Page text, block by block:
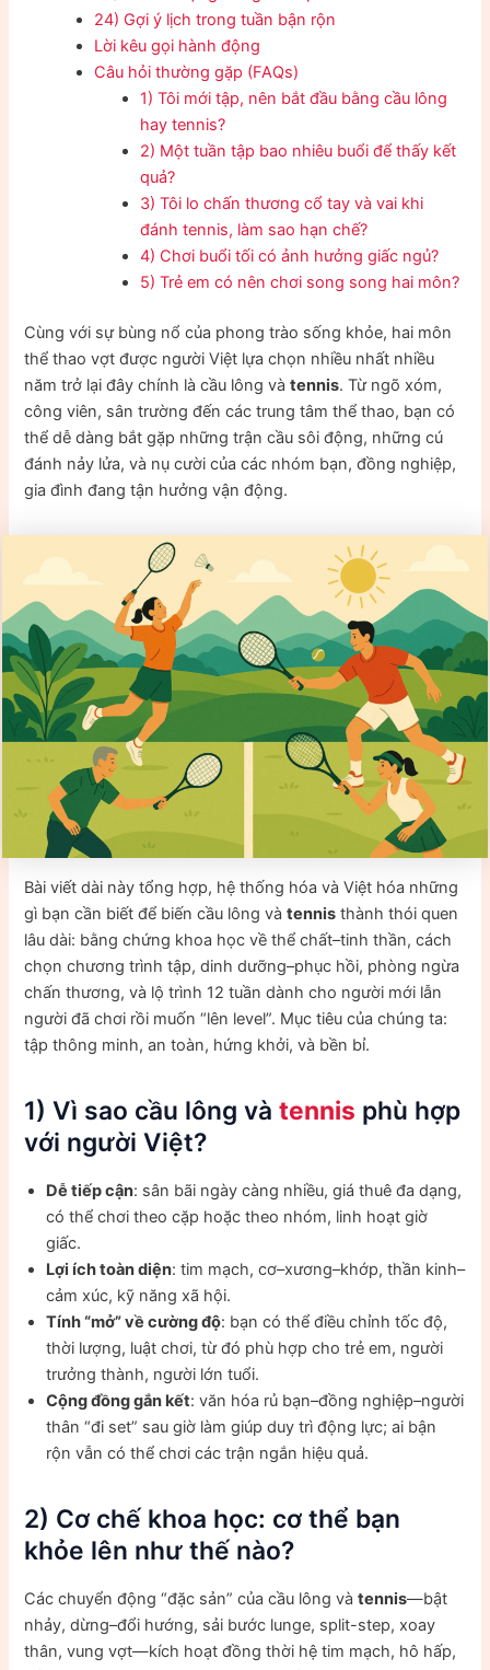
24) Gợi ý lịch trong tuần bận rộn
Lời kêu gọi hành động
Câu hỏi thường gặp (FAQs)
1) Tôi mới tập, nên bắt đầu bằng cầu lông
hay tennis?
2) Một tuần tập bao nhiêu buổi để thấy kết
quả?
3) Tôi lo chấn thương cổ tay và vai khi
đánh tennis, làm sao hạn chế?
4) Chơi buổi tối có ảnh hưởng giấc ngủ?
5) Trẻ em có nên chơi song song hai môn?
Cùng với sự bùng nổ của phong trào sống khỏe, hai môn
thể thao vợt được người Việt lựa chọn nhiều nhất nhiều
năm trở lại đây chính là cầu lông vàtennis. Từ ngõ xóm,
công viên, sân trường đến các trung tâm thể thao, bạn có
thể dễ dàng bắt gặp những trận cầu sôi động, những cú
đánh nảy lửa, và nụ cười của các nhóm bạn, đồng nghiệp,
gia đình đang tận hưởng vận động.
Bài viết dài này tổng hợp, hệ thống hóa và Việt hóa những
gì bạn cần biết để biến cầu lông vàtennis thành thói quen
lâu dài: bằng chứng khoa học về thể chất–tinh thần, cách
chọn chương trình tập, dinh dưỡng–phục hồi, phòng ngừa
chấn thương, và lộ trình 12 tuần dành cho người mới lẫn
người đã chơi rồi muốn “lên level”. Mục tiêu của chúng ta:
tập thông minh, an toàn, hứng khởi, và bền bỉ.
1) Vì sao cầu lông vàtennis phù hợp
với người Việt?
Dễ tiếp cận: sân bãi ngày càng nhiều, giá thuê đa dạng,
có thể chơi theo cặp hoặc theo nhóm, linh hoạt giờ
giấc.
Lợi ích toàn diện: tim mạch, cơ–xương–khớp, thần kinh–
cảm xúc, kỹ năng xã hội.
Tính “mở” về cường độ: bạn có thể điều chỉnh tốc độ,
thời lượng, luật chơi, từ đó phù hợp cho trẻ em, người
trưởng thành, người lớn tuổi.
Cộng đồng gắn kết: văn hóa rủ bạn–đồng nghiệp–người
thân “đi set” sau giờ làm giúp duy trì động lực; ai bận
rộn vẫn có thể chơi các trận ngắn hiệu quả.
2) Cơ chế khoa học: cơ thể bạn
khỏe lên như thế nào?
Các chuyển động “đặc sản” của cầu lông vàtennis—bật
nhảy, dừng–đổi hướng, sải bước lunge, split-step, xoay
thân, vung vợt—kích hoạt đồng thời hệ tim mạch, hô hấp,